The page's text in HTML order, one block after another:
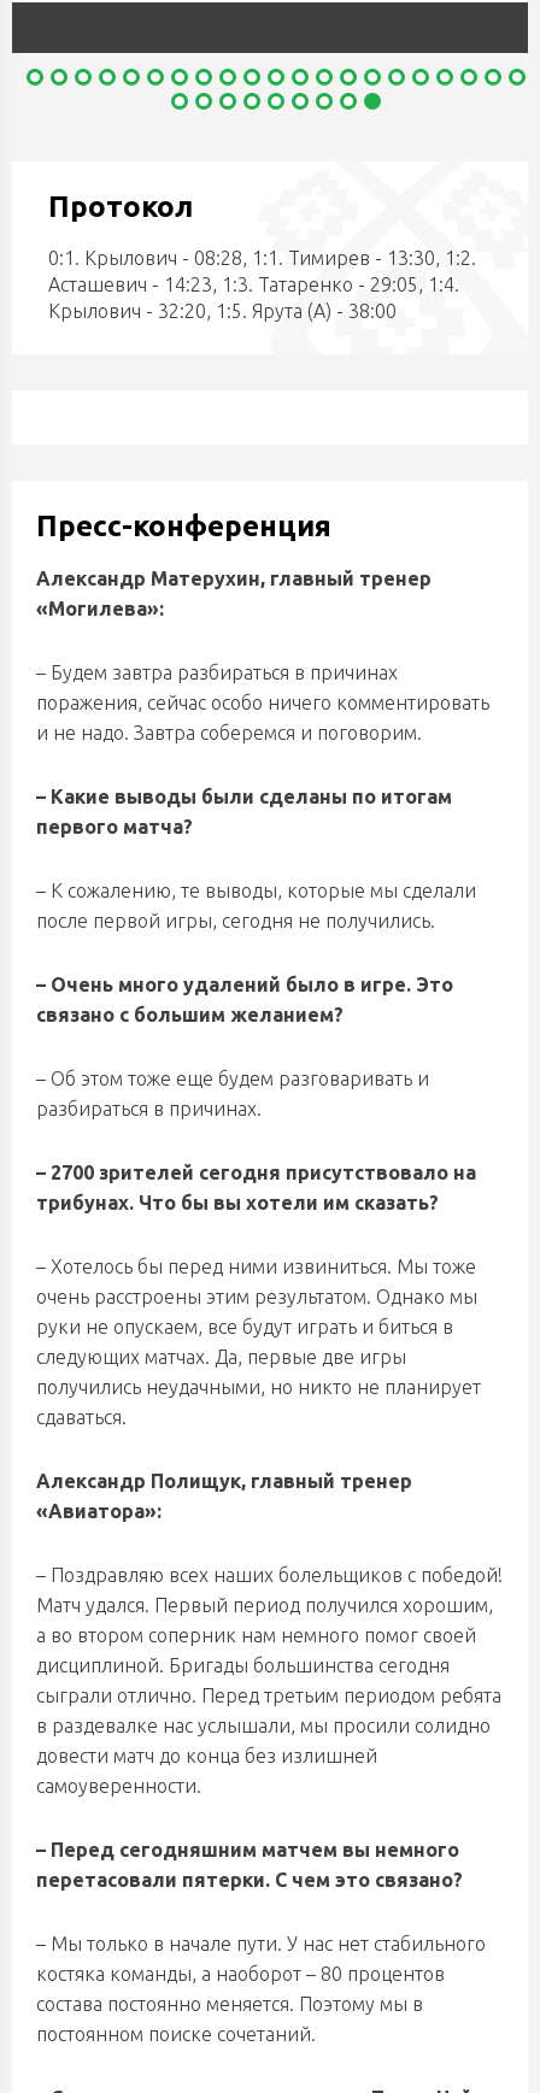
Протокол
0:1. Крылович - 08:28, 1:1. Тимирев - 13:30, 1:2.
Асташевич - 14:23, 1:3. Татаренко - 29:05, 1:4.
Крылович - 32:20, 1:5. Ярута (А) - 38:00
Пресс-конференция
Александр Матерухин, главный тренер
«Могилева»:
– Будем завтра разбираться в причинах
поражения, сейчас особо ничего комментировать
и не надо. Завтра соберемся и поговорим.
– Какие выводы были сделаны по итогам
первого матча?
– К сожалению, те выводы, которые мы сделали
после первой игры, сегодня не получились.
– Очень много удалений было в игре. Это
связано с большим желанием?
– Об этом тоже еще будем разговаривать и
разбираться в причинах.
– 2700 зрителей сегодня присутствовало на
трибунах. Что бы вы хотели им сказать?
– Хотелось бы перед ними извиниться. Мы тоже
очень расстроены этим результатом. Однако мы
руки не опускаем, все будут играть и биться в
следующих матчах. Да, первые две игры
получились неудачными, но никто не планирует
сдаваться.
Александр Полищук, главный тренер
«Авиатора»:
– Поздравляю всех наших болельщиков с победой!
Матч удался. Первый период получился хорошим,
а во втором соперник нам немного помог своей
дисциплиной. Бригады большинства сегодня
сыграли отлично. Перед третьим периодом ребята
в раздевалке нас услышали, мы просили солидно
довести матч до конца без излишней
самоуверенности.
– Перед сегодняшним матчем вы немного
перетасовали пятерки. С чем это связано?
– Мы только в начале пути. У нас нет стабильного
костяка команды, а наоборот – 80 процентов
состава постоянно меняется. Поэтому мы в
постоянном поиске сочетаний.